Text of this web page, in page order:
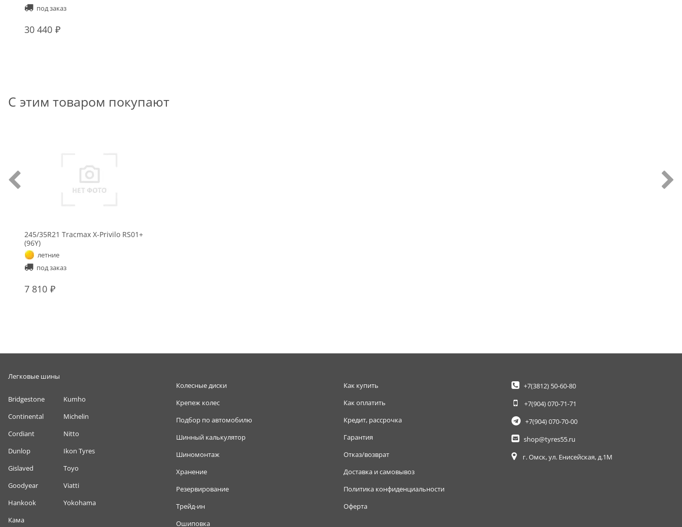
под заказ
30 440
С этим товаром покупают
245/35R21 Tracmax X-Privilo RS01+
(96Y)
летние
под заказ
7 810
Легковые шины
Bridgestone
Continental
Cordiant
Dunlop
Gislaved
Goodyear
Hankook
Кама
Kumho
Michelin
Nitto
Ikon Tyres
Toyo
Viatti
Yokohama
Колесные диски
Крепеж колес
Подбор по автомобилю
Шинный калькулятор
Шиномонтаж
Хранение
Резервирование
Трейд-ин
Ошиповка
Как купить
Как оплатить
Кредит, рассрочка
Гарантия
Отказ/возврат
Доставка и самовывоз
Политика конфиденциальности
Оферта
+7(3812)50-60-80
+7(904)070-71-71
+7(904)070-70-00
shop@tyres55.ru
г. Омск, ул. Енисейская, д.1М